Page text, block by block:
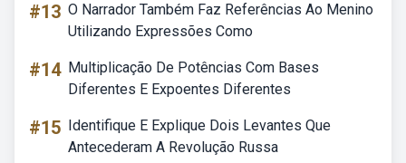
#13 O Narrador Também Faz Referências Ao Menino
Utilizando Expressões Como
#14 Multiplicação De Potências Com Bases
Diferentes E Expoentes Diferentes
#15 Identifique E Explique Dois Levantes Que
Antecederam A Revolução Russa